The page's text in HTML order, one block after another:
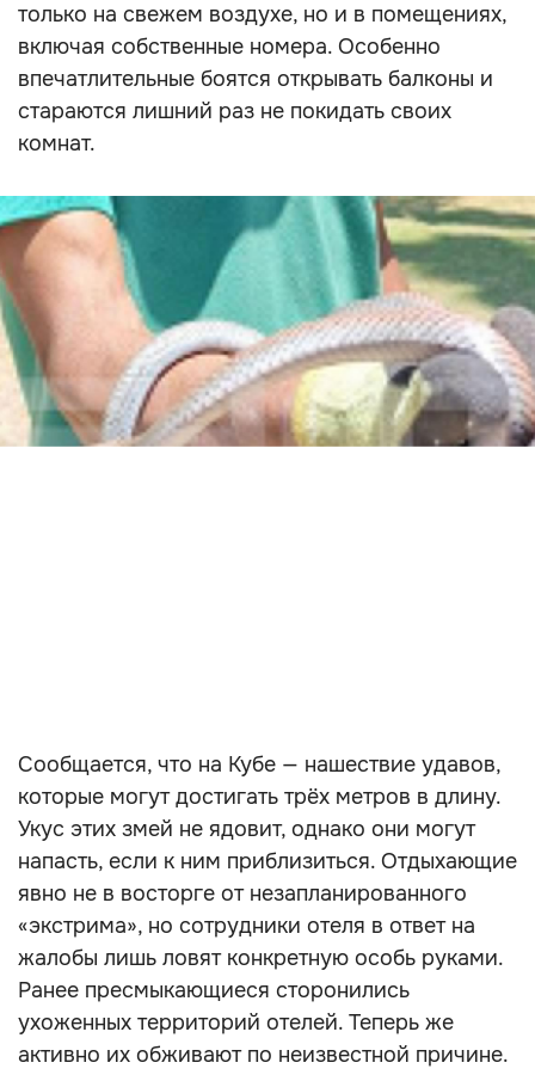
только на свежем воздухе, но и в помещениях,
включая собственные номера. Особенно
впечатлительные боятся открывать балконы и
стараются лишний раз не покидать своих
комнат.
Сообщается, что на Кубе — нашествие удавов,
которые могут достигать трёх метров в длину.
Укус этих змей не ядовит, однако они могут
напасть, если к ним приблизиться. Отдыхающие
явно не в восторге от незапланированного
«экстрима», но сотрудники отеля в ответ на
жалобы лишь ловят конкретную особь руками.
Ранее пресмыкающиеся сторонились
ухоженных территорий отелей. Теперь же
активно их обживают по неизвестной причине.